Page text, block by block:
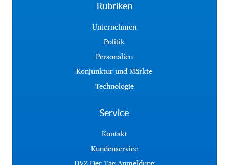
Rubriken
Unternehmen
Politik
Personalien
Konjunktur und Märkte
Technologie
Service
Kontakt
Kundenservice